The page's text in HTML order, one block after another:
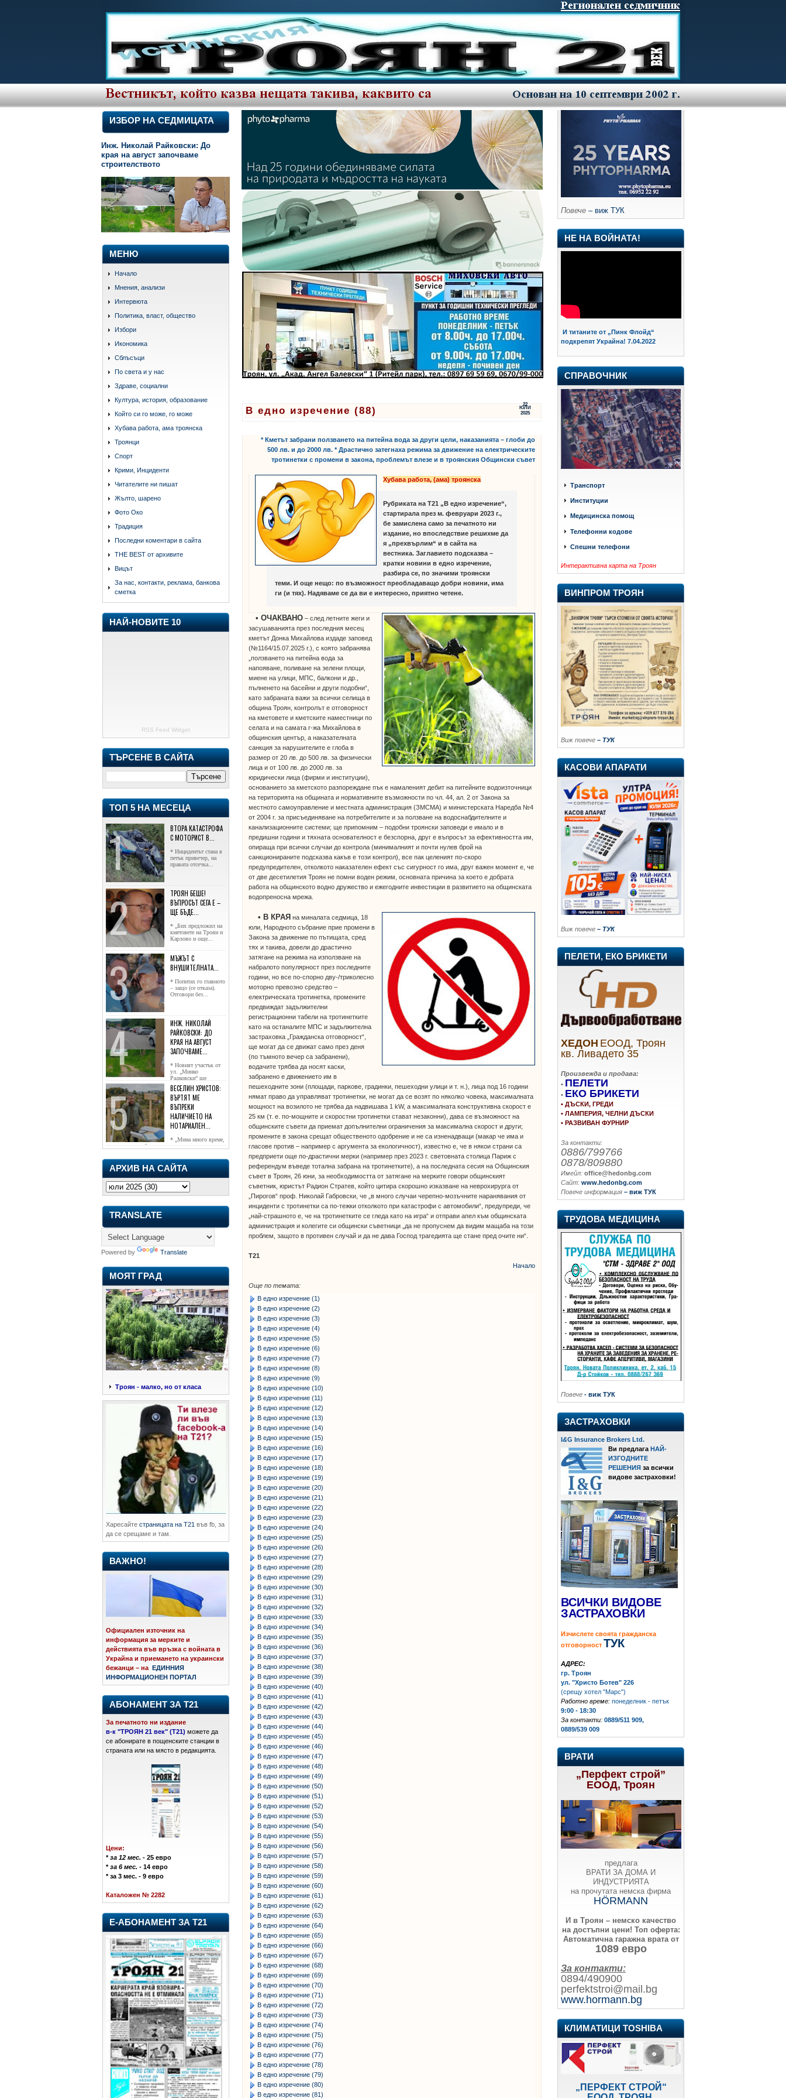
ИЗБОР НА СЕДМИЦАТА
Инж. Николай Райковски: До
края на август започваме
строителството
МЕНЮ
Начало
Мнения, анализи
Интервюта
Политика, власт, общество
Избори
Икономика
Сблъсъци
По света и у нас
Здраве, социални
Култура, история, образование
Който си го може, го може
Хубава работа, ама троянска
Троянци
Спорт
Крими, Инциденти
Читателите ни пишат
Жълто, шарено
Фото Око
Традиция
Последни коментари в сайта
THE BEST от архивите
Вицът
За нас, контакти, реклама, банкова
сметка
НАЙ-НОВИТЕ 10
RSS Feed Widget
ТЪРСЕНЕ В САЙТА
ТОП 5 НА МЕСЕЦА
ВТОРА КАТАСТРОФА
С МОТОРИСТ В...
* Инцидентът стана в
петък привечер, на
правата отсечка...
ТРОЯН БЕШЕ!
ВЪПРОСЪТ СЕГА Е –
ЩЕ БЪДЕ...
* „Бих предложил на
кметовете на Троян и
Карлово и още...
МЪЖЪТ С
ВНУШИТЕЛНАТА...
* Попитах го главното
– защо (се отказа).
Отговори без...
ИНЖ. НИКОЛАЙ
РАЙКОВСКИ: ДО
КРАЯ НА АВГУСТ
ЗАПОЧВАМЕ...
* Новият участък от
ул. „Минко
Радковски“ ще
достигне жк...
ВЕСЕЛИН ХРИСТОВ:
ВЪРТЯТ МЕ
ВЪПРЕКИ
НАЛИЧИЕТО НА
НОТАРИАЛЕН...
* „Мина много време,
чаках го да се обади, но нищо не...
АРХИВ НА САЙТА
TRANSLATE
Powered by Translate
МОЯТ ГРАД
Троян - малко, но от класа
Харесайте страницата на Т21 във fb, за
да се срещаме и там.
ВАЖНО!
Официален източник на
информация за мерките и
действията във връзка с войната в
Украйна и приемането на украински
бежанци – на
ЕДИННИЯ
ИНФОРМАЦИОНЕН ПОРТАЛ
АБОНАМЕНТ ЗА Т21
За печатното ни издание
в-к "ТРОЯН 21 век" (Т21) можете да
се абонирате в пощенските станции в
страната или на място в редакцията.
Цени:
*за 12 мес. - 25 евро
*за 6 мес. - 14 евро
* за 3 мес. - 9 евро
Каталожен № 2282
Е-АБОНАМЕНТ ЗА Т21
22
ЮЛИ
2025
В едно изречение (88)
* Кметът забрани ползването на питейна вода за други цели, наказанията – глоби до
500 лв. и до 2000 лв. * Драстично затегнаха режима за движение на електрическите
тротинетки с промени в закона, проблемът влезе и в троянския Общински съвет
Хубава работа, (ама) троянска
Рубриката на Т21 „В едно изречение“,
стартирала през м. февруари 2023 г.,
бе замислена само за печатното ни
издание, но впоследствие решихме да
я „прехвърлим“ и в сайта на
вестника. Заглавието подсказва –
кратки новини в едно изречение,
разбира се, по значими троянски
теми. И още нещо: по възможност преобладаващо добри новини, има
ги (и тях). Надяваме се да ви е интересно, приятно четене.
•ОЧАКВАНО – след летните жеги и
засушаванията през последния месец
кметът Донка Михайлова издаде заповед
(№1164/15.07.2025 г.), с която забранява
„ползването на питейна вода за
напояване, поливане на зелени площи,
миене на улици, МПС, балкони и др.,
пълненето на басейни и други подобни“,
като забраната важи за всички селища в
община Троян, контролът е отговорност
на кметовете и кметските наместници по
селата и на самата г-жа Михайлова в
общинския център, а наказателната
санкция за нарушителите е глоба в
размер от 20 лв. до 500 лв. за физически
лица и от 100 лв. до 2000 лв. за
юридически лица (фирми и институции),
основанието за кметското разпореждане пък е намаленият дебит на питейните водоизточници
на територията на общината и нормативните възможности по чл. 44, ал. 2 от Закона за
местното самоуправление и местната администрация (ЗМСМА) и министерската Наредба №4
от 2004 г. за присъединяване на потребителите и за ползване на водоснабдителните и
канализационните системи; ще припомним – подобни троянски заповеди е имало и в
предишни години и тяхната основателност е безспорна, друг е въпросът за ефективността им,
опираща при всички случаи до контрола (минималният и почти нулев брой на
санкционираните подсказва какъв е този контрол), все пак целеният по-скоро
предупредителен, отколкото наказателен ефект със сигурност го има, друг важен момент е, че
от две десетилетия Троян не помни воден режим, основната причина за което е добрата
работа на общинското водно дружество и ежегодните инвестиции в развитието на общинската
водопреносна мрежа.
•В КРАЯ на миналата седмица, 18
юли, Народното събрание прие промени в
Закона за движение по пътищата, сред
тях и такива, довели до драстично
затягане на режима на използване на
набралото популярност през последните
години, но все по-спорно дву-/триколесно
моторно превозно средство –
електрическата тротинетка, промените
предвиждат задължителни
регистрационни табели на тротинетките
като на останалите МПС и задължителна
застраховка „Гражданска отговорност“,
ще могат да се движат само през деня
(по тъмното вечер са забранени),
водачите трябва да носят каски,
забранено е движението им в
пешеходните зони (площади, паркове, градинки, пешеходни улици и т. н.), лица под 16 години
нямат право да управляват тротинетки, не могат да се возят по няколко човека, максималната
мощност на возилото не трябва да надвишава 1 kW, а максималната конструктивна скорост е
25 км (т. е. по-мощните и скоростни тротинетки стават незаконни), дава се възможност на
общинските съвети да приемат допълнителни ограничения за максимална скорост и други;
промените в закона срещат общественото одобрение и не са изненадващи (макар че има и
гласове против – например с аргумента за екологичност), известно е, че в някои страни са
предприети още по-драстични мерки (например през 2023 г. световната столица Париж с
референдум въведе тотална забрана на тротинетките), а на последната сесия на Общинския
съвет в Троян, 26 юни, за необходимостта от затягане на мерките говори общинският
съветник, юристът Радион Стратев, който цитира скорошно изказване на неврохирурга от
„Пирогов“ проф. Николай Габровски, че „в много случаи черепно-мозъчните наранявания от
инциденти с тротинетки са по-тежки отколкото при катастрофи с автомобили“, предупреди, че
„най-страшното е, че на тротинетките се гледа като на игра“ и отправи апел към общинската
администрация и колегите си общински съветници „да не пропуснем да видим мащаба на този
проблем, защото в противен случай и да не дава Господ трагедията ще стане пред очите ни“.
Т21
Начало
Още по темата:
В едно изречение (1)
В едно изречение (2)
В едно изречение (3)
В едно изречение (4)
В едно изречение (5)
В едно изречение (6)
В едно изречение (7)
В едно изречение (8)
В едно изречение (9)
В едно изречение (10)
В едно изречение (11)
В едно изречение (12)
В едно изречение (13)
В едно изречение (14)
В едно изречение (15)
В едно изречение (16)
В едно изречение (17)
В едно изречение (18)
В едно изречение (19)
В едно изречение (20)
В едно изречение (21)
В едно изречение (22)
В едно изречение (23)
В едно изречение (24)
В едно изречение (25)
В едно изречение (26)
В едно изречение (27)
В едно изречение (28)
В едно изречение (29)
В едно изречение (30)
В едно изречение (31)
В едно изречение (32)
В едно изречение (33)
В едно изречение (34)
В едно изречение (35)
В едно изречение (36)
В едно изречение (37)
В едно изречение (38)
В едно изречение (39)
В едно изречение (40)
В едно изречение (41)
В едно изречение (42)
В едно изречение (43)
В едно изречение (44)
В едно изречение (45)
В едно изречение (46)
В едно изречение (47)
В едно изречение (48)
В едно изречение (49)
В едно изречение (50)
В едно изречение (51)
В едно изречение (52)
В едно изречение (53)
В едно изречение (54)
В едно изречение (55)
В едно изречение (56)
В едно изречение (57)
В едно изречение (58)
В едно изречение (59)
В едно изречение (60)
В едно изречение (61)
В едно изречение (62)
В едно изречение (63)
В едно изречение (64)
В едно изречение (65)
В едно изречение (66)
В едно изречение (67)
В едно изречение (68)
В едно изречение (69)
В едно изречение (70)
В едно изречение (71)
В едно изречение (72)
В едно изречение (73)
В едно изречение (74)
В едно изречение (75)
В едно изречение (76)
В едно изречение (77)
В едно изречение (78)
В едно изречение (79)
В едно изречение (80)
В едно изречение (81)
Повече – виж ТУК
НЕ НА ВОЙНАТА!
И титаните от „Пинк Флойд“
подкрепят Украйна! 7.04.2022
СПРАВОЧНИК
Транспорт
Институции
Медицинска помощ
Телефонни кодове
Спешни телефони
Интерактивна карта на Троян
ВИНПРОМ ТРОЯН
Виж повече – ТУК
КАСОВИ АПАРАТИ
Виж повече – ТУК
ПЕЛЕТИ, ЕКО БРИКЕТИ
ХЕДОН ЕООД, Троян
кв. Ливадето 35
Произвежда и продава:
• ПЕЛЕТИ
• ЕКО БРИКЕТИ
• ДЪСКИ, ГРЕДИ
• ЛАМПЕРИЯ, ЧЕЛНИ ДЪСКИ
• РАЗВИВАН ФУРНИР
За контакти:
0886/799766
0878/809880
Имейл: office@hedonbg.com
Сайт: www.hedonbg.com
Повече информация – виж ТУК
ТРУДОВА МЕДИЦИНА
Повече - виж ТУК
ЗАСТРАХОВКИ
I&G Insurance Brokers Ltd.
Ви предлага НАЙ-
ИЗГОДНИТЕ
РЕШЕНИЯ за всички
видове застраховки!
ВСИЧКИ ВИДОВЕ
ЗАСТРАХОВКИ
Изчислете своята гражданска
отговорност ТУК
АДРЕС:
гр. Троян
ул. "Христо Ботев" 226
(срещу хотел "Марс")
Работно време: понеделник - петък
9:00 - 18:30
За контакти: 0889/511 909,
0889/539 009
ВРАТИ
„Перфект строй”
ЕООД, Троян
предлага
ВРАТИ ЗА ДОМА И
ИНДУСТРИЯТА
на прочутата немска фирма
HÖRMANN
И в Троян – немско качество
на достъпни цени! Топ оферта:
Автоматична гаражна врата от
1089 евро
За контакти:
0894/490900
perfektstroi@mail.bg
www.hormann.bg
КЛИМАТИЦИ TOSHIBA
„ПЕРФЕКТ СТРОЙ“